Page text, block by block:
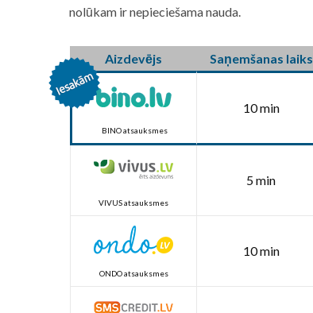
nolūkam ir nepieciešama nauda.
Aizdevējs Saņemšanas laiks
BINO atsauksmes
10 min
VIVUS atsauksmes
5 min
ONDO atsauksmes
10 min